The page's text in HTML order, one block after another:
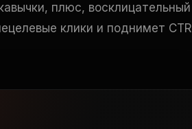
плюс, восклицательный
клики и поднимет CTR